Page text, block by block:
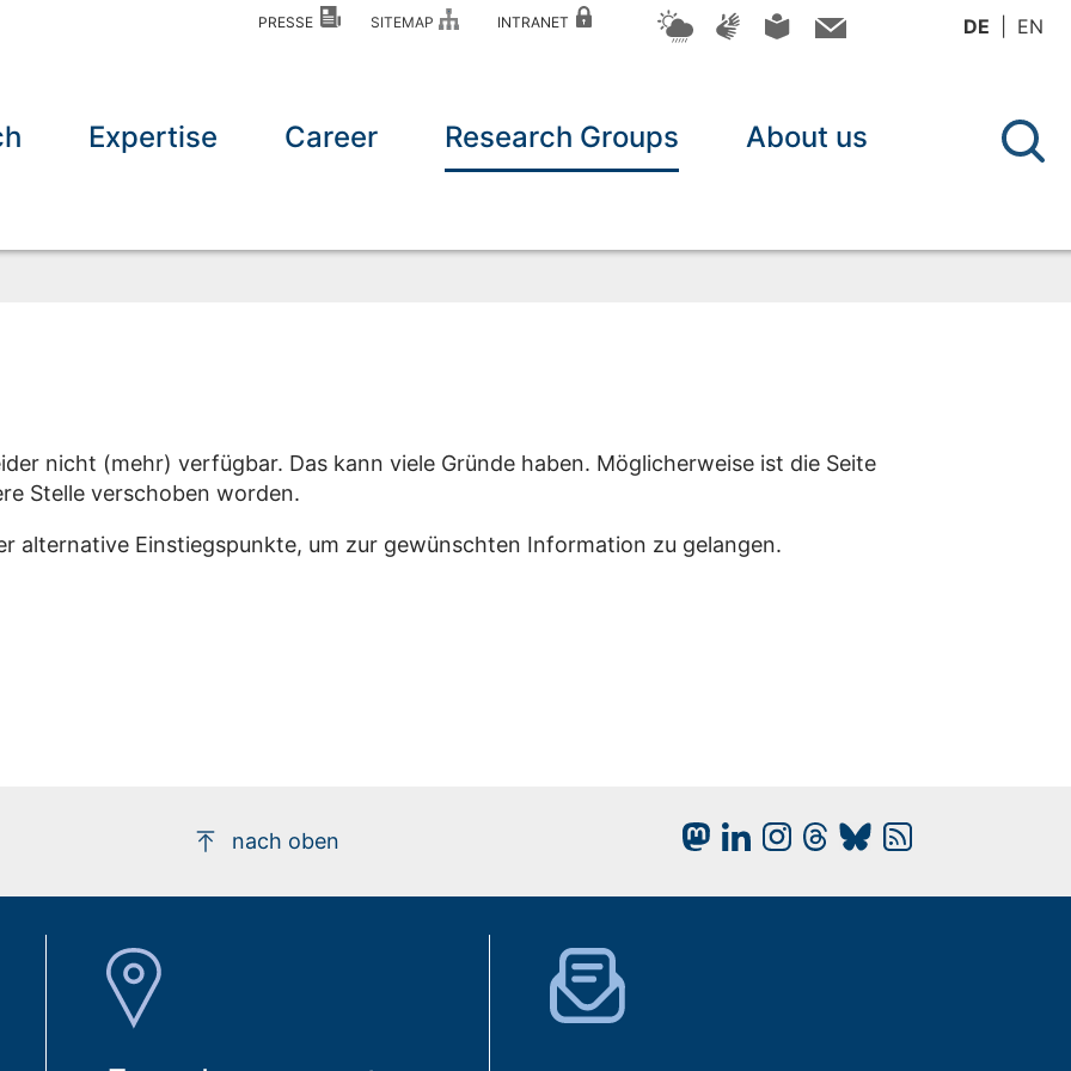
PRESSE SITEMAP INTRANET DE EN
Expertise Career Research Groups About us
nicht (mehr) verfügbar. Das kann viele Gründe haben. Möglicherweise ist die Seite
Stelle verschoben worden.
alternative Einstiegspunkte, um zur gewünschten Information zu gelangen.
nach oben